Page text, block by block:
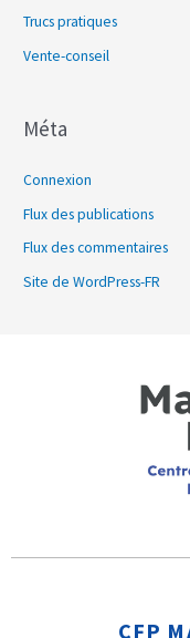
Trucs pratiques
Vente-conseil
Méta
Connexion
Flux des publications
Flux des commentaires
Site de WordPress-FR
CFP